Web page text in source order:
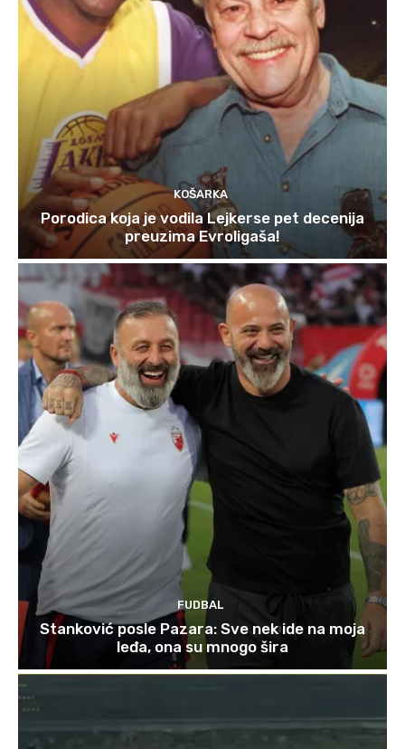
KOŠARKA
Porodica koja je vodila Lejkerse pet decenija
preuzima Evroligaša!
FUDBAL
Stanković posle Pazara: Sve nek ide na moja
leđa, ona su mnogo šira